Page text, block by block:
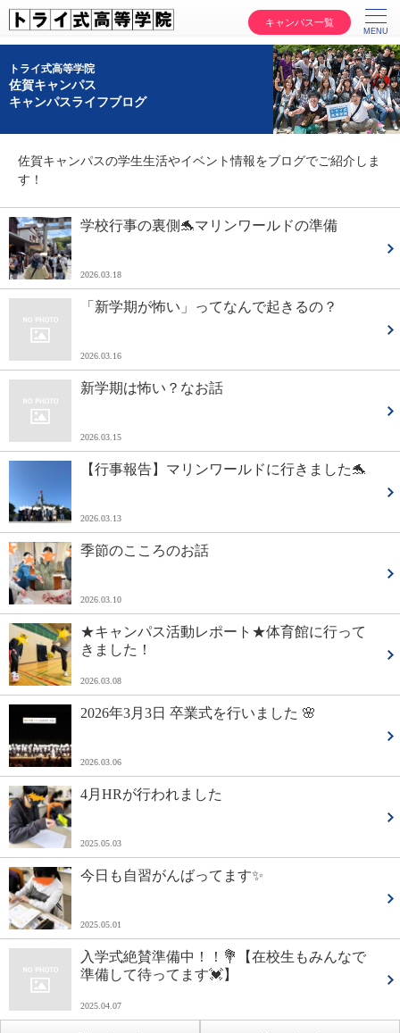
キャンパス一覧
トライ式高等学院
佐賀キャンパス
キャンパスライフブログ
佐賀キャンパスの学生生活やイベント情報をブログでご紹介しま
す！
学校行事の裏側🐬マリンワールドの準備
2026.03.18
「新学期が怖い」ってなんで起きるの？
2026.03.16
新学期は怖い？なお話
2026.03.15
【行事報告】マリンワールドに行きました🐬
2026.03.13
季節のこころのお話
2026.03.10
★キャンパス活動レポート★体育館に行って
きました！
2026.03.08
2026年3月3日 卒業式を行いました 🌸
2026.03.06
4月HRが行われました
2025.05.03
今日も自習がんばってます✨
2025.05.01
入学式絶賛準備中！！💐【在校生もみんなで
準備して待ってます💓】
2025.04.07